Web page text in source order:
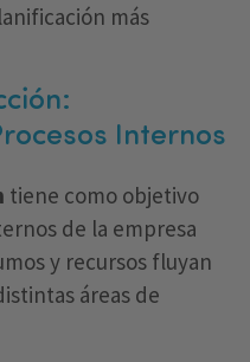
más
Internos
tiene como objetivo
de la empresa
y recursos fluyan
áreas de